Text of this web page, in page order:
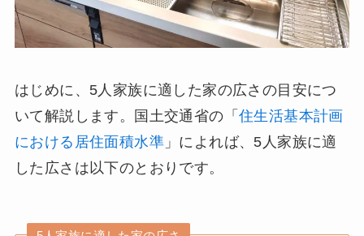
はじめに、5人家族に適した家の広さの目安につ
いて解説します。国土交通省の「 住生活基本計画
における居住面積水準」によれば、5人家族に適
した広さは以下のとおりです。